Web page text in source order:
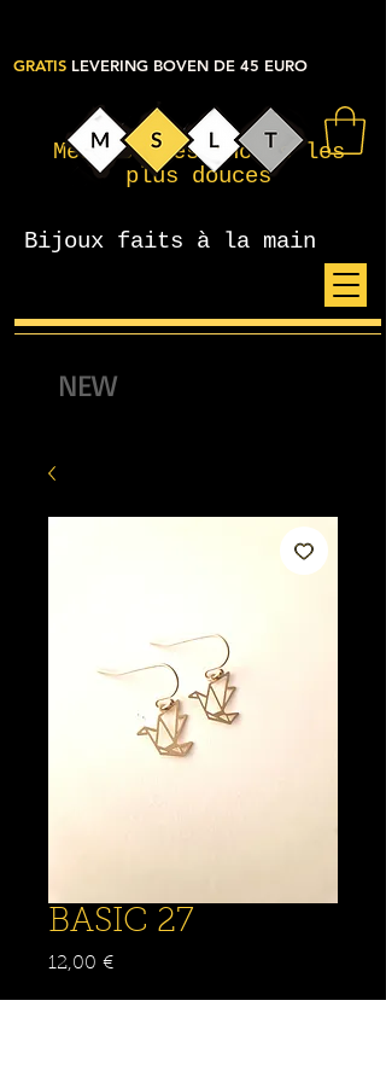
Mes petites choses les
plus douces
Bijoux faits à la main
GRATIS LEVERING BOVEN DE 45 EURO
NEW
BASIC 27
12,00 €Prix